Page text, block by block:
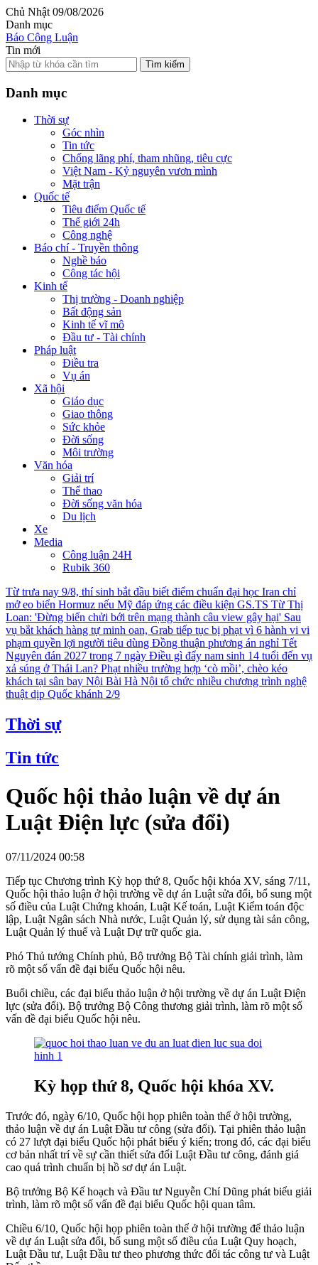
Chủ Nhật 09/08/2026
Danh mục
Báo Công Luận
Tin mới
Tìm kiếm
Danh mục
Thời sự
Góc nhìn
Tin tức
Chống lãng phí, tham nhũng, tiêu cực
Việt Nam - Kỷ nguyên vươn mình
Mặt trận
Quốc tế
Tiêu điểm Quốc tế
Thế giới 24h
Công nghệ
Báo chí - Truyền thông
Nghề báo
Công tác hội
Kinh tế
Thị trường - Doanh nghiệp
Bất động sản
Kinh tế vĩ mô
Đầu tư - Tài chính
Pháp luật
Điều tra
Vụ án
Xã hội
Giáo dục
Giao thông
Sức khỏe
Đời sống
Môi trường
Văn hóa
Giải trí
Thể thao
Đời sống văn hóa
Du lịch
Xe
Media
Công luận 24H
Rubik 360
Từ trưa nay 9/8, thí sinh bắt đầu biết điểm chuẩn đại học Iran chỉ
mở eo biển Hormuz nếu Mỹ đáp ứng các điều kiện GS.TS Từ Thị
Loan: 'Đừng biến chửi bới trên mạng thành câu view gây hại' Sau
vụ bắt khách hàng tự minh oan, Grab tiếp tục bị phạt vì 6 hành vi vi
phạm quyền lợi người tiêu dùng Đồng thuận phương án nghỉ Tết
Nguyên đán 2027 trong 7 ngày Điều gì đẩy nam sinh 14 tuổi đến vụ
xả súng ở Thái Lan? Phạt nhiều trường hợp ‘cò mồi’, chèo kéo
khách tại sân bay Nội Bài Hà Nội tổ chức nhiều chương trình nghệ
thuật dịp Quốc khánh 2/9
Thời sự
Tin tức
Quốc hội thảo luận về dự án
Luật Điện lực (sửa đổi)
07/11/2024 00:58
Tiếp tục Chương trình Kỳ họp thứ 8, Quốc hội khóa XV, sáng 7/11,
Quốc hội thảo luận ở hội trường về dự án Luật sửa đổi, bổ sung một
số điều của Luật Chứng khoán, Luật Kế toán, Luật Kiểm toán độc
lập, Luật Ngân sách Nhà nước, Luật Quản lý, sử dụng tài sản công,
Luật Quản lý thuế và Luật Dự trữ quốc gia.
Phó Thủ tướng Chính phủ, Bộ trưởng Bộ Tài chính giải trình, làm
rõ một số vấn đề đại biểu Quốc hội nêu.
Buổi chiều, các đại biểu thảo luận ở hội trường về dự án Luật Điện
lực (sửa đổi). Bộ trưởng Bộ Công thương giải trình, làm rõ một số
vấn đề đại biểu Quốc hội nêu.
Kỳ họp thứ 8, Quốc hội khóa XV.
Trước đó, ngày 6/10, Quốc hội họp phiên toàn thể ở hội trường,
thảo luận về dự án Luật Đầu tư công (sửa đổi). Tại phiên thảo luận
có 27 lượt đại biểu Quốc hội phát biểu ý kiến; trong đó, các đại biểu
cơ bản nhất trí về sự cần thiết sửa đổi Luật Đầu tư công, đánh giá
cao quá trình chuẩn bị hồ sơ dự án Luật.
Bộ trưởng Bộ Kế hoạch và Đầu tư Nguyễn Chí Dũng phát biểu giải
trình, làm rõ một số vấn đề đại biểu Quốc hội quan tâm.
Chiều 6/10, Quốc hội họp phiên toàn thể ở hội trường để thảo luận
về dự án Luật sửa đổi, bổ sung một số điều của Luật Quy hoạch,
Luật Đầu tư, Luật Đầu tư theo phương thức đối tác công tư và Luật